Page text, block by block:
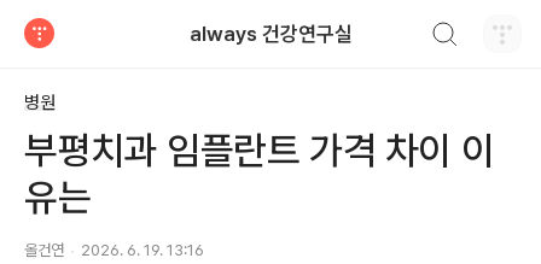
always 건강연구실
병원
부평치과 임플란트 가격 차이 이
유는
올건연 2026. 6. 19. 13:16